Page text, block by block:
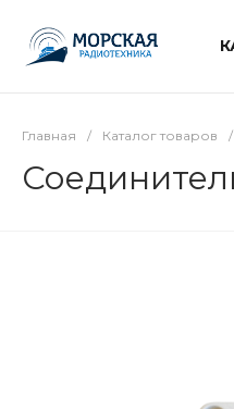
Главная / Каталог товаров /